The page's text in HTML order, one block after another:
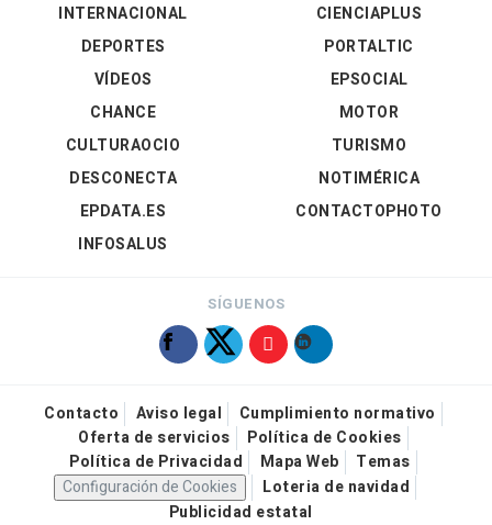
INTERNACIONAL
DEPORTES
VÍDEOS
CIENCIAPLUS
PORTALTIC
EPSOCIAL
CHANCE
CULTURAOCIO
DESCONECTA
EPDATA.ES
INFOSALUS
MOTOR
TURISMO
NOTIMÉRICA
CONTACTOPHOTO
SÍGUENOS
Contacto Aviso legal
Cumplimiento normativo
Oferta de servicios
Política de Cookies
Política de Privacidad
Mapa Web
Temas
Configuración de Cookies
Loteria de navidad
Publicidad estatal